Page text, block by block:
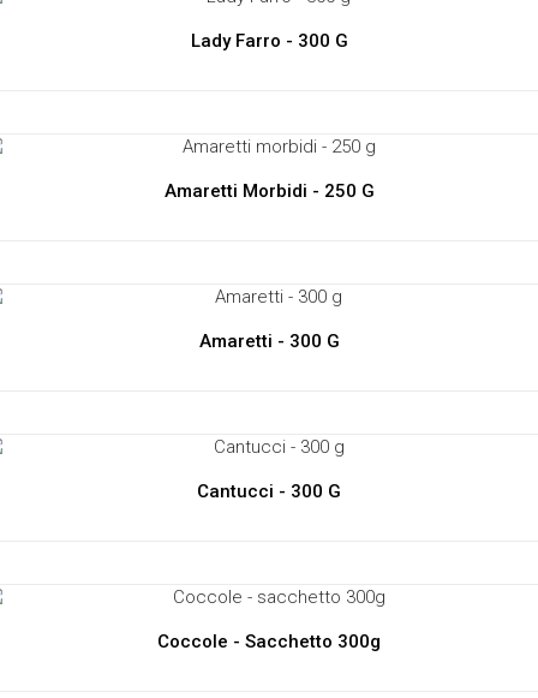
Lady Farro - 300 G
Amaretti Morbidi - 250 G
Amaretti - 300 G
Cantucci - 300 G
Coccole - Sacchetto 300g